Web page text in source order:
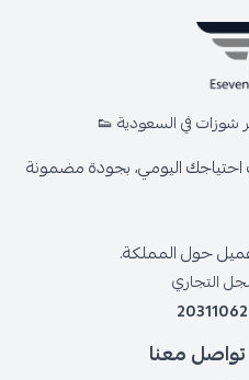
شوزات في السعودية 👟
اليومي، بجودة مضمونة
التجاري
تواصل معنا